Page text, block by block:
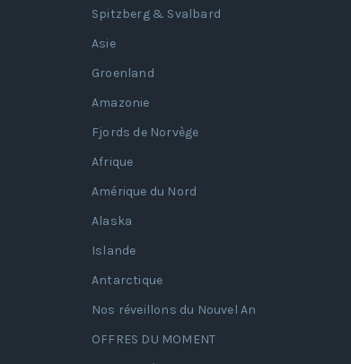
Spitzberg & Svalbard
Asie
Groenland
Amazonie
Fjords de Norvège
Afrique
Amérique du Nord
Alaska
Islande
Antarctique
Nos réveillons du Nouvel An
OFFRES DU MOMENT